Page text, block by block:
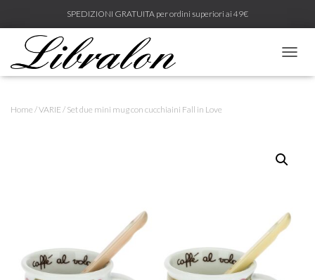
SPEDIZIONI GRATUITA per ordini superiori ai 49€
A
T
O
Home /VARIE / Set due mini mug con cucchiaini Fall in Love